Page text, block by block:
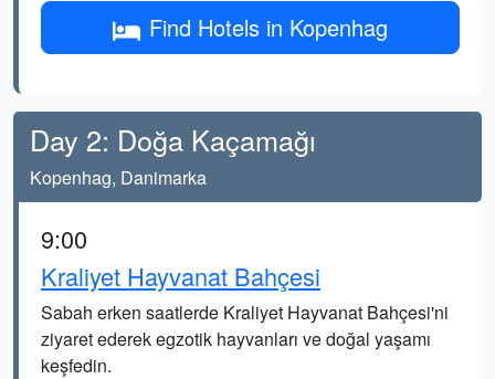
Find Hotels in Kopenhag
Day 2: Doğa Kaçamağı
Kopenhag, Danimarka
9:00
Kraliyet Hayvanat Bahçesi
Sabah erken saatlerde Kraliyet Hayvanat Bahçesi'ni
ziyaret ederek egzotik hayvanları ve doğal yaşamı
keşfedin.